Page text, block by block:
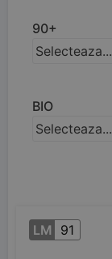
90+
Selecteaza...
BIO
Selecteaza...
LM 91